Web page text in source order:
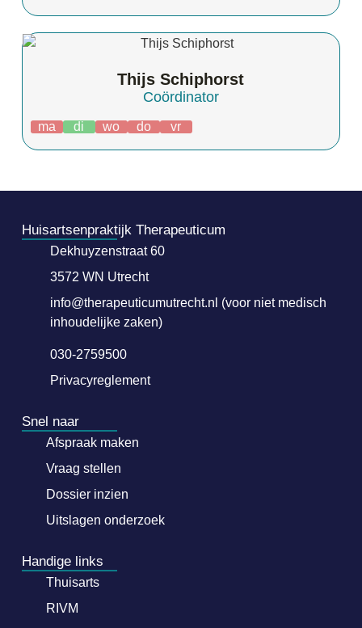
Thijs Schiphorst
Coördinator
ma di wo do vr
Huisartsenpraktijk Therapeuticum
Dekhuyzenstraat 60
3572 WN Utrecht
info@therapeuticumutrecht.nl (voor niet medisch
inhoudelijke zaken)
030-2759500
Privacyreglement
Snel naar
Afspraak maken
Vraag stellen
Dossier inzien
Uitslagen onderzoek
Handige links
Thuisarts
RIVM